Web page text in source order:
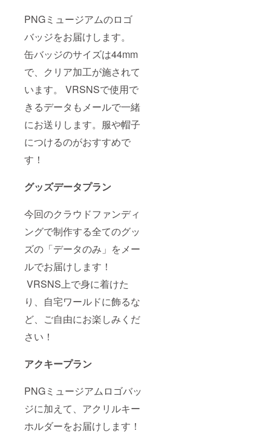
PNGミュージアムのロゴ
バッジをお届けします。
缶バッジのサイズは44mm
で、クリア加工が施されて
います。 VRSNSで使用で
きるデータもメールで一緒
にお送りします。服や帽子
につけるのがおすすめで
す！
グッズデータプラン
今回のクラウドファンディ
ングで制作する全てのグッ
ズの「データのみ」をメー
ルでお届けします！
VRSNS上で身に着けた
り、自宅ワールドに飾るな
ど、ご自由にお楽しみくだ
さい！
アクキープラン
PNGミュージアムロゴバッ
ジに加えて、アクリルキー
ホルダーをお届けします！